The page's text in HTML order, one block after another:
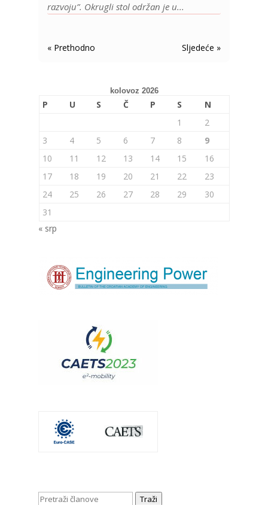
razvoju”. Okrugli stol održan je u...
« Older Entries Next Entries »
kolovoz 2026
P U S Č P S
N
1
2
3
4 5 6 7 8
9
10
11 12 13 14 15
16
17
18 19 20 21 22
23
24
25 26 27 28 29
30
31
« srp
Traži